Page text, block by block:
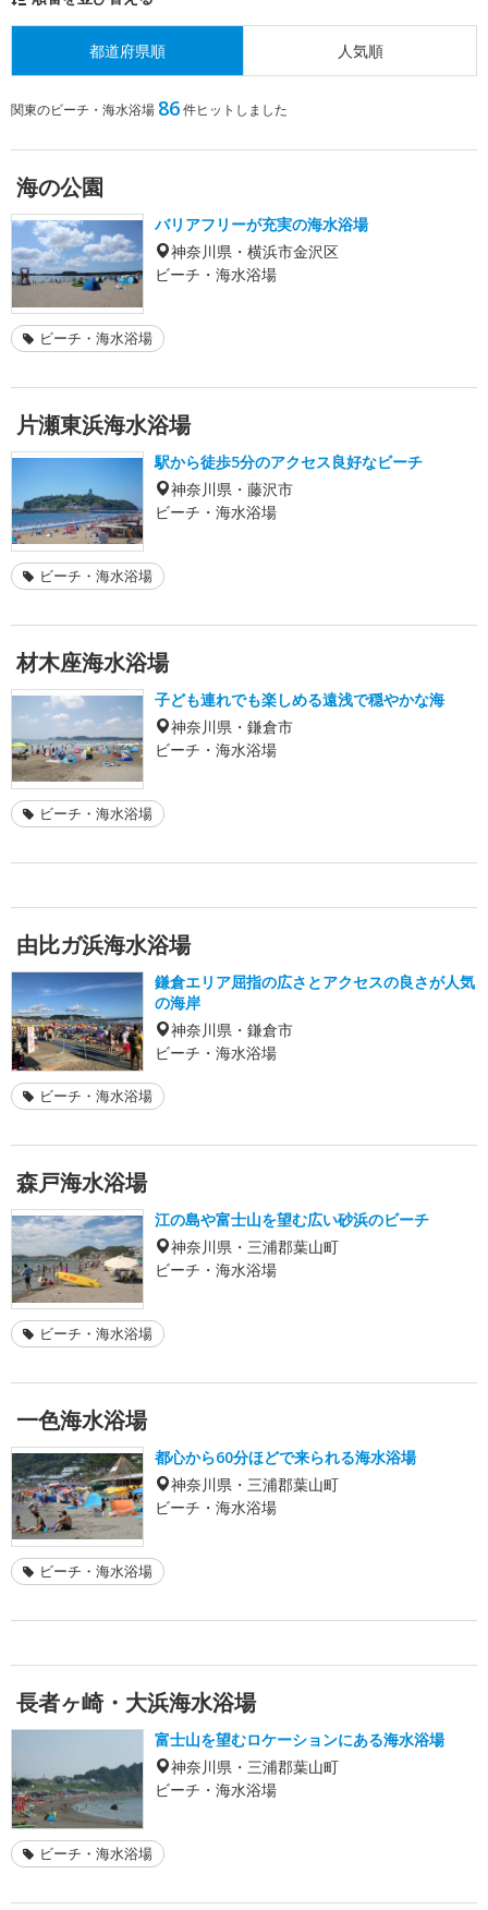
都道府県順 人気順
関東のビーチ・海水浴場 86件ヒットしました
海の公園
バリアフリーが充実の海水浴場
神奈川県・横浜市金沢区
ビーチ・海水浴場
ビーチ・海水浴場
片瀬東浜海水浴場
駅から徒歩5分のアクセス良好なビーチ
神奈川県・藤沢市
ビーチ・海水浴場
ビーチ・海水浴場
材木座海水浴場
子ども連れでも楽しめる遠浅で穏やかな海
神奈川県・鎌倉市
ビーチ・海水浴場
ビーチ・海水浴場
由比ガ浜海水浴場
鎌倉エリア屈指の広さとアクセスの良さが人気
の海岸
神奈川県・鎌倉市
ビーチ・海水浴場
ビーチ・海水浴場
森戸海水浴場
江の島や富士山を望む広い砂浜のビーチ
神奈川県・三浦郡葉山町
ビーチ・海水浴場
ビーチ・海水浴場
一色海水浴場
都心から60分ほどで来られる海水浴場
神奈川県・三浦郡葉山町
ビーチ・海水浴場
ビーチ・海水浴場
長者ヶ崎・大浜海水浴場
富士山を望むロケーションにある海水浴場
神奈川県・三浦郡葉山町
ビーチ・海水浴場
ビーチ・海水浴場